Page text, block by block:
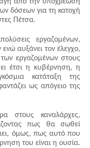
από την υποχρέωση
δόσεων για τη κατοχή
Πέτσα.
εργαζομένων,
αυξάνει τον έλεγχο,
εργαζομένων στους
έτσι η κυβέρνηση, η
κατάταξη της
ως απόγειο της
στους καναλάρχες,
πως θα σωθεί
όμως, πως αυτό που
του είναι η ουσία.